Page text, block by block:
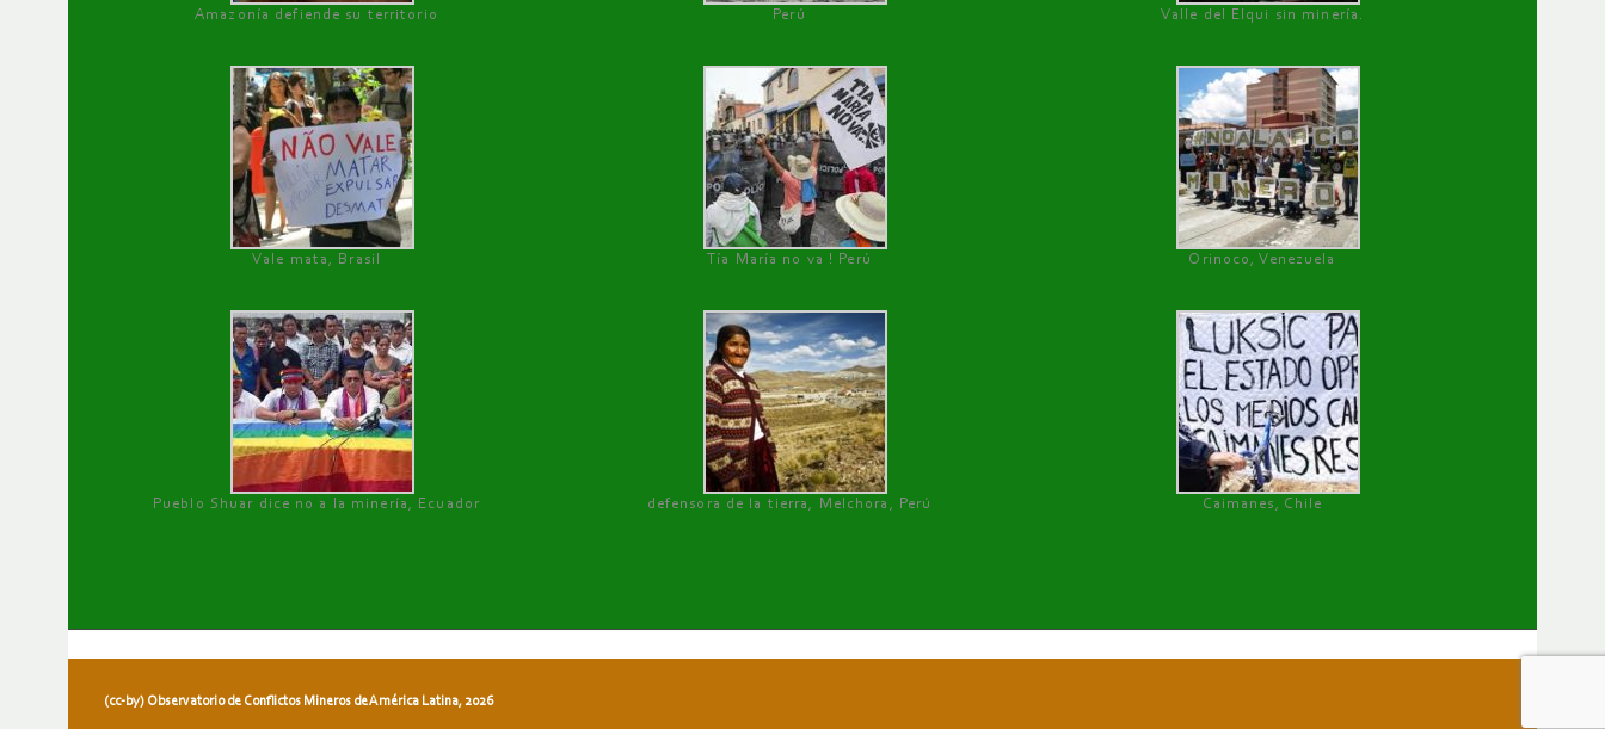
Amazonía defiende su territorio Perú Valle del Elqui sin minería.
Vale mata, Brasil Tía María no va ! Perú Orinoco, Venezuela
Pueblo Shuar dice no a la minería, Ecuador defensora de la tierra, Melchora, Perú Caimanes, Chile
(cc-by) Observatorio de Conflictos Mineros de América Latina, 2026